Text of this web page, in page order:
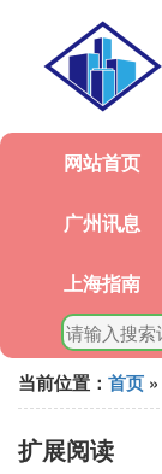
网站首页
广州讯息
上海指南
当前位置： 首页 »
扩展阅读